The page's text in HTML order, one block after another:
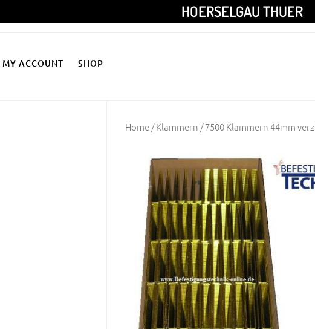
HOERSELGAU THUER
MY ACCOUNT SHOP
Home/Klammern / 7500 Klammern 44mm